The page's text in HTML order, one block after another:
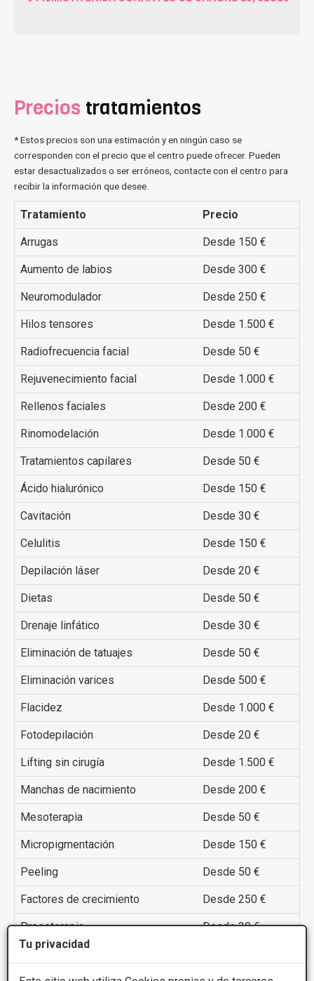
Tu privacidad
Precios tratamientos
* Estos precios son una estimación y en ningún caso se
corresponden con el precio que el centro puede ofrecer. Pueden
estar desactualizados o ser erróneos, contacte con el centro para
recibir la información que desee.
Tratamiento Precio
Arrugas Desde 150 €
Aumento de labios Desde 300 €
Neuromodulador Desde 250 €
Hilos tensores Desde 1.500 €
Radiofrecuencia facial Desde 50 €
Rejuvenecimiento facial Desde 1.000 €
Rellenos faciales Desde 200 €
Rinomodelación Desde 1.000 €
Tratamientos capilares Desde 50 €
Ácido hialurónico Desde 150 €
Cavitación Desde 30 €
Celulitis Desde 150 €
Depilación láser Desde 20 €
Dietas Desde 50 €
Drenaje linfático Desde 30 €
Eliminación de tatuajes Desde 50 €
Eliminación varices Desde 500 €
Flacidez Desde 1.000 €
Fotodepilación Desde 20 €
Lifting sin cirugía Desde 1.500 €
Manchas de nacimiento Desde 200 €
Mesoterapia Desde 50 €
Micropigmentación Desde 150 €
Peeling Desde 50 €
Factores de crecimiento Desde 250 €
Presoterapia Desde 30 €
Radiofrecuencia